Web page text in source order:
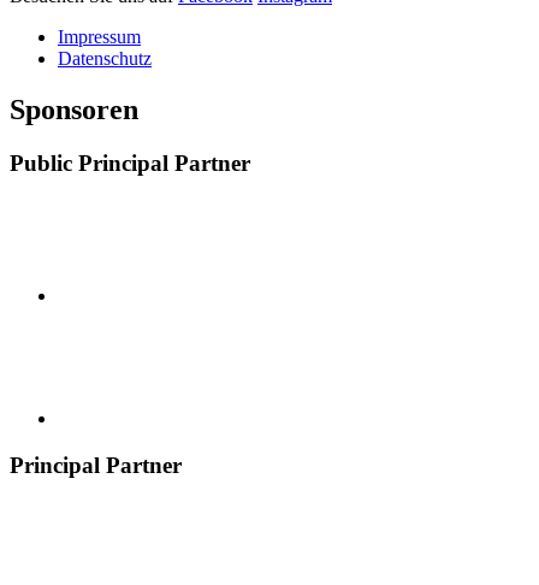
Impressum
Datenschutz
Sponsoren
Public Principal Partner
Principal Partner